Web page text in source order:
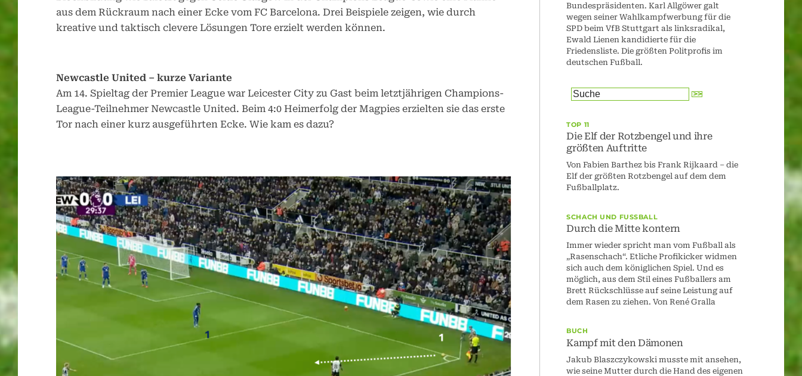
aus dem Rückraum nach einer Ecke vom FC Barcelona. Drei Beispiele zeigen, wie durch
kreative und taktisch clevere Lösungen Tore erzielt werden können.
Newcastle United – kurze Variante
Am 14. Spieltag der Premier League war Leicester City zu Gast beim letztjährigen Champions-
League-Teilnehmer Newcastle United. Beim 4:0 Heimerfolg der Magpies erzielten sie das erste
Tor nach einer kurz ausgeführten Ecke. Wie kam es dazu?
Bundespräsidenten. Karl Allgöwer galt
wegen seiner Wahlkampfwerbung für die
SPD beim VfB Stuttgart als linksradikal,
Ewald Lienen kandidierte für die
Friedensliste. Die größten Politprofis im
deutschen Fußball.
TOP 11
Die Elf der Rotzbengel und ihre
größten Auftritte
Von Fabien Barthez bis Frank Rijkaard – die
Elf der größten Rotzbengel auf dem dem
Fußballplatz.
SCHACH UND FUSSBALL
Durch die Mitte kontern
Immer wieder spricht man vom Fußball als
„Rasenschach“. Etliche Profikicker widmen
sich auch dem königlichen Spiel. Und es
möglich, aus dem Stil eines Fußballers am
Brett Rückschlüsse auf seine Leistung auf
dem Rasen zu ziehen. Von René Gralla
BUCH
Kampf mit den Dämonen
Jakub Blaszczykowski musste mit ansehen,
wie seine Mutter durch die Hand des eigenen